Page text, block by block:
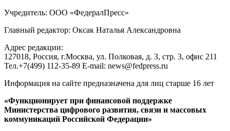
Учредитель: ООО «ФедералПресс»
Главный редактор: Оксак Наталья Александровна
Адрес редакции:
127018, Россия, г.Москва, ул. Полковая, д. 3, стр. 3, офис 211
Тел.+7(499) 112-35-89 E-mail: news@fedpress.ru
Информация на сайте предназначена для лиц старше 16 лет
«Функционирует при финансовой поддержке
Министерства цифрового развития, связи и массовых
коммуникаций Российской Федерации»